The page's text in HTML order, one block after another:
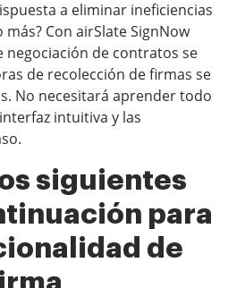
a eliminar ineficiencias
Con airSlate SignNow
negociación de contratos se
de recolección de firmas se
No necesitará aprender todo
intuitiva y las
siguientes
para
de